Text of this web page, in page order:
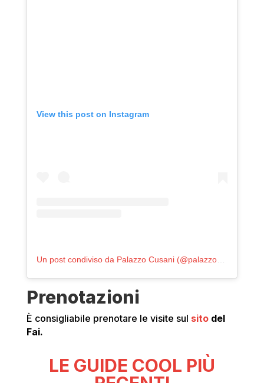
View this post on Instagram
Un post condiviso da Palazzo Cusani (@palazzocusani)
Prenotazioni
È consigliabile prenotare le visite sul sitodel
Fai.
LE GUIDE COOL PIÙ